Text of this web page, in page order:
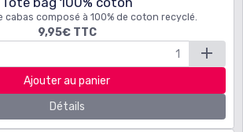
cabas composé à 100% de coton recyclé.
9,95€ TTC
Ajouter au panier
Détails